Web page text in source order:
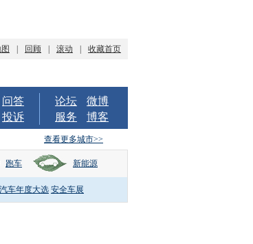
回顾 滚动 收藏首页
问答
投诉
论坛
微博
服务
博客
查看更多城市>>
跑车 新能源
汽车年度大选 安全车展